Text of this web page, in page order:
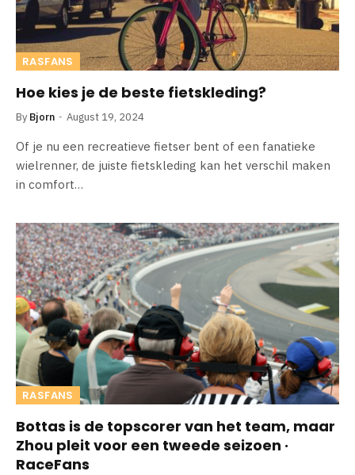
RASFANS
Hoe kies je de beste fietskleding?
By Bjorn August 19, 2024
Of je nu een recreatieve fietser bent of een fanatieke
wielrenner, de juiste fietskleding kan het verschil maken
in comfort…
RASFANS
Bottas is de topscorer van het team, maar
Zhou pleit voor een tweede seizoen ·
RaceFans